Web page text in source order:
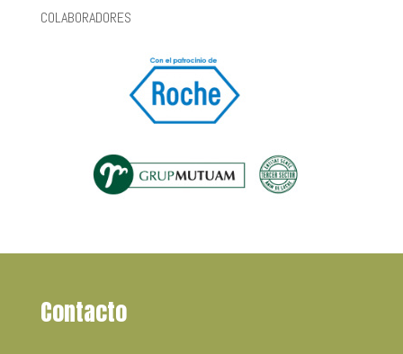
COLABORADORES
Contacto